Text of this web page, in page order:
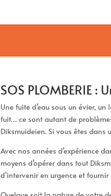
SOS PLOMBERIE
Une fuite d’eau sous un évier,
fuit… ce sont autant de
Diksmuideien. Si vous êtes dans
Avec nos années d’expérience
moyens d’opérer dans tout
d’intervenir en urgence et